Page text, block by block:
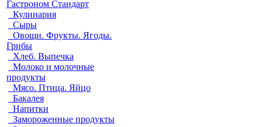
Гастроном Стандарт
Кулинария
Сыры
Овощи. Фрукты. Ягоды.
Грибы
Хлеб. Выпечка
Молоко и молочные
продукты
Мясо. Птица. Яйцо
Бакалея
Напитки
Замороженные продукты